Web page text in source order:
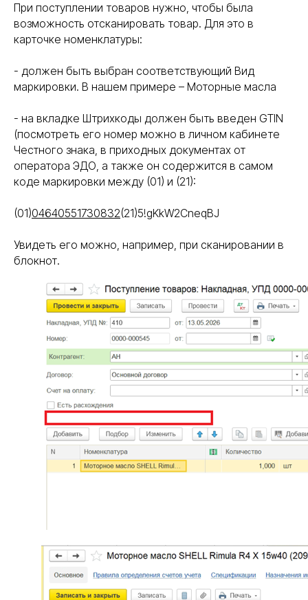
При поступлении товаров нужно, чтобы была
возможность отсканировать товар. Для это в
карточке номенклатуры:
- должен быть выбран соответствующий Вид
маркировки. В нашем примере – Моторные масла
- на вкладке Штрихкоды должен быть введен GTIN
(посмотреть его номер можно в личном кабинете
Честного знака, в приходных документах от
оператора ЭДО, а также он содержится в самом
коде маркировки между (01) и (21):
(01)04640551730832(21)5!gKkW2CneqBJ
Увидеть его можно, например, при сканировании в
блокнот.